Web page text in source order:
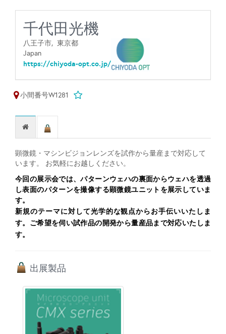
千代田光機
八王子市, 東京都
Japan
https://chiyoda-opt.co.jp/
小間番号W1281
顕微鏡・マシンビジョンレンズを試作から量産まで対応して
います。 お気軽にお越しください。
今回の展示会では、パターンウェハの裏面からウェハを透過
し表面のパターンを撮像する顕微鏡ユニットを展示していま
す。
新規のテーマに対して光学的な観点からお手伝いいたし ま
す。 ご希望を伺い試作品の開発から量産品まで対応いたしま
す。
出展製品